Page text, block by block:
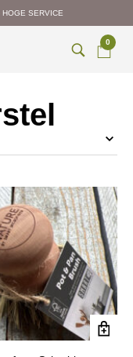
SERVICE
0